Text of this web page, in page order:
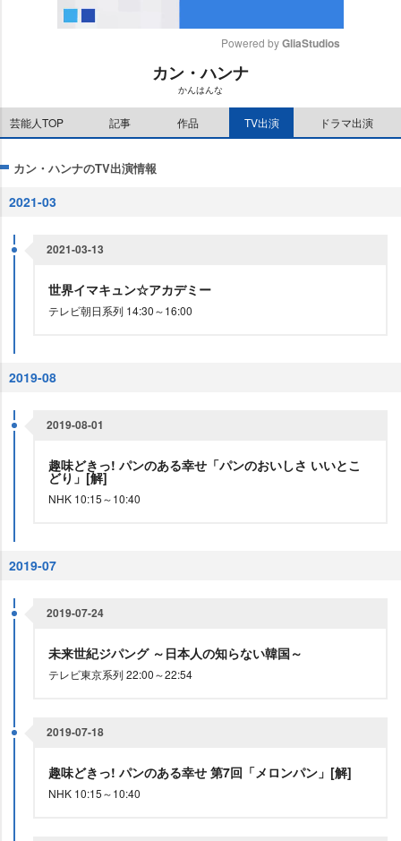
Powered by GliaStudios
カン・ハンナ
かんはんな
芸能人TOP 記事 作品 TV出演 ドラマ出演
カン・ハンナのTV出演情報
2021-03
2021-03-13
世界イマキュン☆アカデミー
テレビ朝日系列 14:30～16:00
2019-08
2019-08-01
趣味どきっ! パンのある幸せ「パンのおいしさ いいとこ
どり」[解]
NHK 10:15～10:40
2019-07
2019-07-24
未来世紀ジパング ～日本人の知らない韓国～
テレビ東京系列 22:00～22:54
2019-07-18
趣味どきっ! パンのある幸せ 第7回「メロンパン」[解]
NHK 10:15～10:40